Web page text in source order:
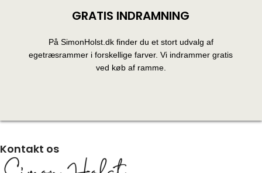
GRATIS INDRAMNING
På SimonHolst.dk finder du et stort udvalg af
egetræsrammer i forskellige farver. Vi indrammer gratis
ved køb af ramme.
Kontakt os